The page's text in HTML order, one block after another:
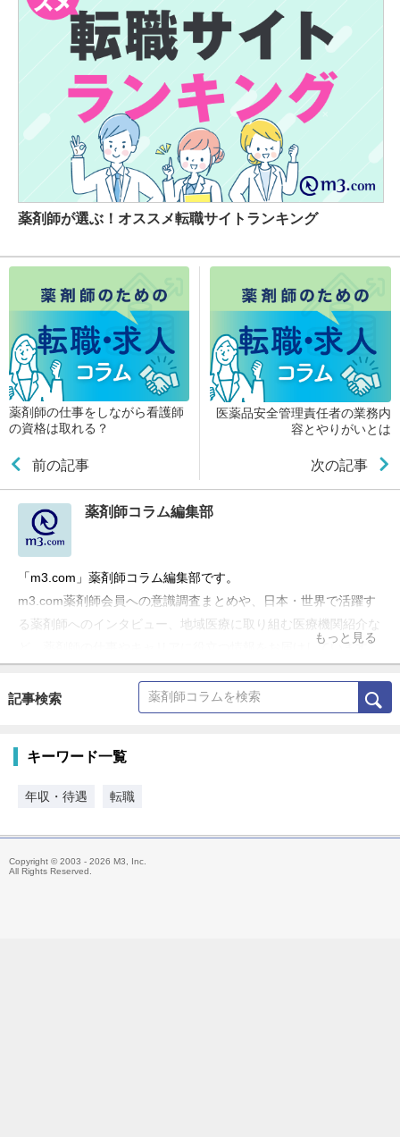
薬剤師が選ぶ！オススメ転職サイトランキング
薬剤師の仕事をしながら看護師
の資格は取れる？
前の記事
医薬品安全管理責任者の業務内
容とやりがいとは
次の記事
薬剤師コラム編集部
「m3.com」薬剤師コラム編集部です。
m3.com薬剤師会員への意識調査まとめや、日本・世界で活躍す
る薬剤師へのインタビュー、地域医療に取り組む医療機関紹介な
ど、薬剤師の仕事やキャリアに役立つ情報をお届けしています。
もっと見る
記事検索
キーワード一覧
年収・待遇 転職
Copyright © 2003 - 2026 M3, Inc.
All Rights Reserved.